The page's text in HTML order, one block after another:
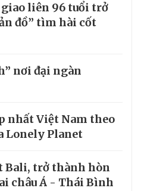
giao liên 96 tuổi trở
đồ” tìm hài cốt
nơi đại ngàn
nhất Việt Nam theo
Lonely Planet
Bali, trở thành hòn
châu Á - Thái Bình